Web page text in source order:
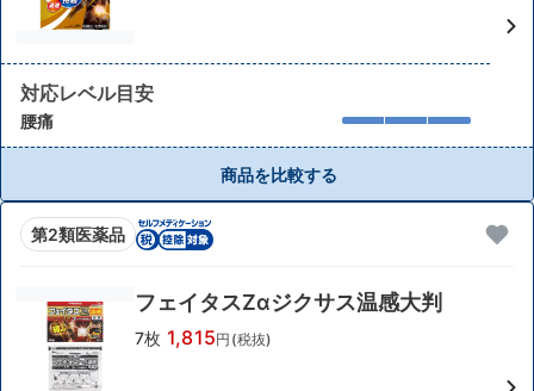
対応レベル目安
腰痛
商品を比較する
第2類医薬品
フェイタスZαジクサス温感大判
7枚 1,815円(税抜)